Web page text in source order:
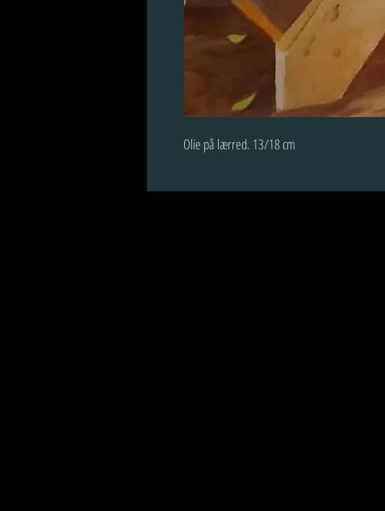
Olie på lærred. 13/18 cm